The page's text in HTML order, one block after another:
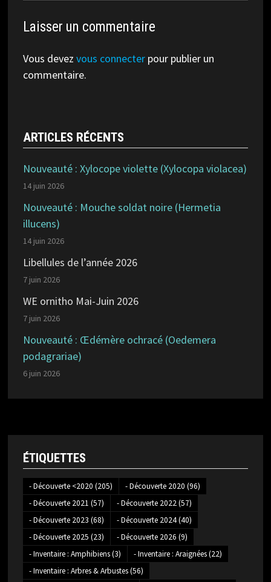
Laisser un commentaire
Vous devez vous connecterpour publier un
commentaire.
ARTICLES RÉCENTS
Nouveauté : Xylocope violette (Xylocopa violacea)
14 juin 2026
Nouveauté : Mouche soldat noire (Hermetia
illucens)
14 juin 2026
Libellules de l’année 2026
7 juin 2026
WE ornitho Mai-Juin 2026
7 juin 2026
Nouveauté : Œdémère ochracé (Oedemera
podagrariae)
6 juin 2026
ÉTIQUETTES
- Découverte <2020 (205) - Découverte 2020 (96)
- Découverte 2021 (57) - Découverte 2022(57)
- Découverte 2023 (68) - Découverte 2024(40)
- Découverte 2025 (23) - Découverte 2026 (9)
- Inventaire : Amphibiens(3) - Inventaire : Araignées(22)
- Inventaire : Arbres & Arbustes(56)